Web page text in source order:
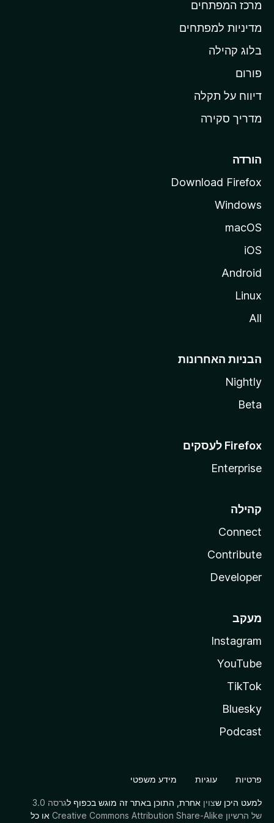
י
ת
ל
M
i
l
מרכז המפתחים
מדיניות למפתחים
בלוג קהילה
פורום
דיווח על תקלה
מדריך סקירה
הורדה
Download Firefox
Windows
macOS
iOS
Android
Linux
All
הבניות האחרונות
Nightly
Beta
Enterprise
קהילה
Connect
Contribute
Developer
מעקב
Instagram
YouTube
TikTok
Bluesky
Podcast
פרטיות עוגיות מידע משפטי
למעט היכן שצוין אחרת, התוכן באתר זה מוגש בכפוף ל
גרסה 3.0
של הרשיון Creative Commons Attribution Share-Alike
או כל